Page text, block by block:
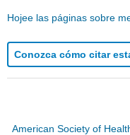
Hojee las páginas sobre
Conozca cómo citar
American Society of